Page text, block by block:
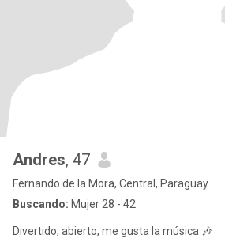
Andres, 47
Fernando de la Mora, Central, Paraguay
Buscando: Mujer 28 - 42
Divertido, abierto, me gusta la música 🎶